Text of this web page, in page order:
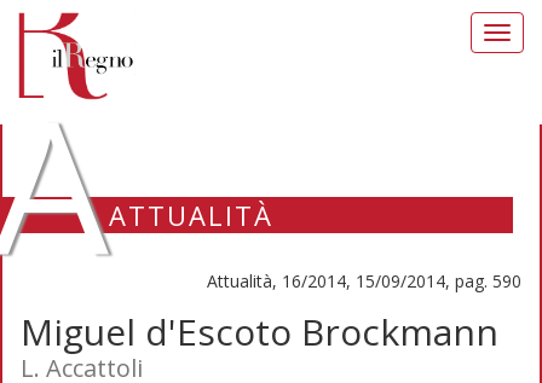
ATTUALITÀ
Attualità, 16/2014, 15/09/2014, pag. 590
Miguel d'Escoto Brockmann
L. Accattoli